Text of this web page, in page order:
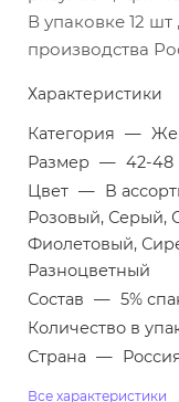
В упаковке 12 шт
производства
Характеристики
Категория —
Размер — 42-48
Цвет — В
Розовый, Серый,
Фиолетовый,
Разноцветный
Состав — 5%
Количество в
Страна —
Все характеристики